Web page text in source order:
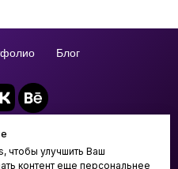
чтобы улучшить Ваш
контент еще персональнее
Блог